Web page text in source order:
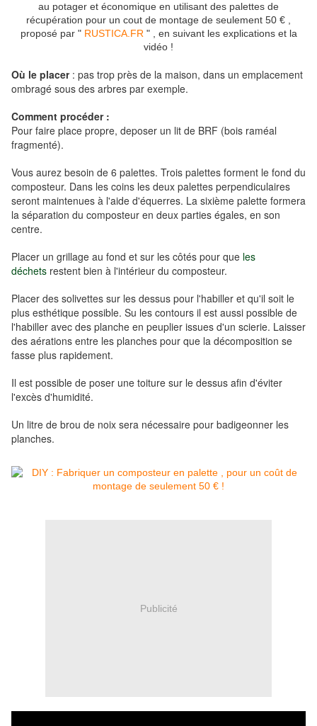
au potager et économique en utilisant des palettes de
récupération pour un cout de montage de seulement 50 € ,
proposé par " RUSTICA.FR " , en suivant les explications et la
vidéo !
Où le placer : pas trop près de la maison, dans un emplacement
ombragé sous des arbres par exemple.
Comment procéder :
Pour faire place propre, deposer un lit de BRF (bois raméal
fragmenté).
Vous aurez besoin de 6 palettes. Trois palettes forment le fond du
composteur. Dans les coins les deux palettes perpendiculaires
seront maintenues à l'aide d'équerres. La sixième palette formera
la séparation du composteur en deux parties égales, en son
centre.
Placer un grillage au fond et sur les côtés pour que les
déchets restent bien à l'intérieur du composteur.
Placer des solivettes sur les dessus pour l'habiller et qu'il soit le
plus esthétique possible. Su les contours il est aussi possible de
l'habiller avec des planche en peuplier issues d'un scierie. Laisser
des aérations entre les planches pour que la décomposition se
fasse plus rapidement.
Il est possible de poser une toiture sur le dessus afin d'éviter
l'excès d'humidité.
Un litre de brou de noix sera nécessaire pour badigeonner les
planches.
Publicité